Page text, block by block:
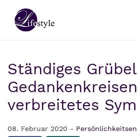
Ständiges
verbreitetes
08. Februar 2020 -